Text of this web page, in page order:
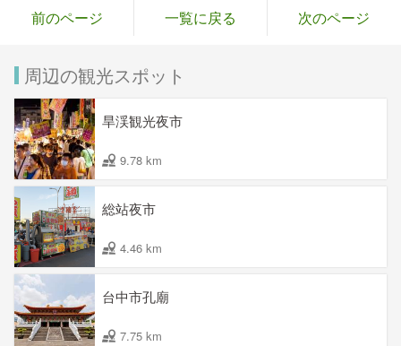
前のページ 一覧に戻る 次のページ
周辺の観光スポット
旱渓観光夜市
9.78 km
総站夜市
4.46 km
台中市孔廟
7.75 km